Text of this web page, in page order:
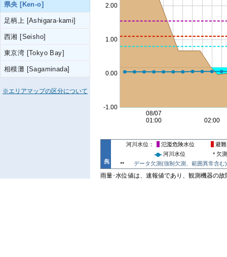
県央 [Ken-o]
足柄上 [Ashigara-kami]
西湘 [Seisho]
東京湾 [Tokyo Bay]
相模灘 [Sagaminada]
※エリアマップの区分について
河川水位 氾濫危険水位
避
河川水位
* 欠測
**
データ欠測(強制欠測、範囲異常含む)
雨量･水位値は、速報値であり、観測機器の